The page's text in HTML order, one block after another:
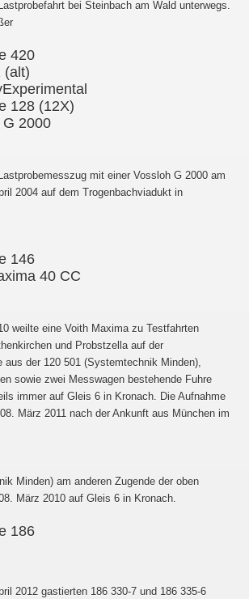
bei Steinbach am Wald unterwegs.
420
(alt)
128 (12X)
2000
mit einer Vossloh G 2000 am
2004 auf dem Trogenbachviadukt in
146
40 CC
weilte eine Voith Maxima zu Testfahrten
und Probstzella auf der
aus der 120 501 (Systemtechnik Minden),
sowie zwei Messwagen bestehende Fuhre
immer auf Gleis 6 in Kronach. Die Aufnahme
März 2011 nach der Ankunft aus München im
Minden) am anderen Zugende der oben
März 2010 auf Gleis 6 in Kronach.
186
2012 gastierten 186 330-7 und 186 335-6